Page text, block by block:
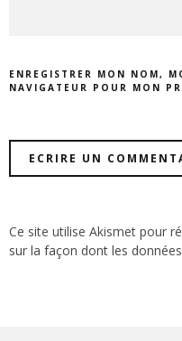
ENREGISTRER MON NOM,
NAVIGATEUR POUR MON
Ce site utilise Akismet pour
sur la façon dont les